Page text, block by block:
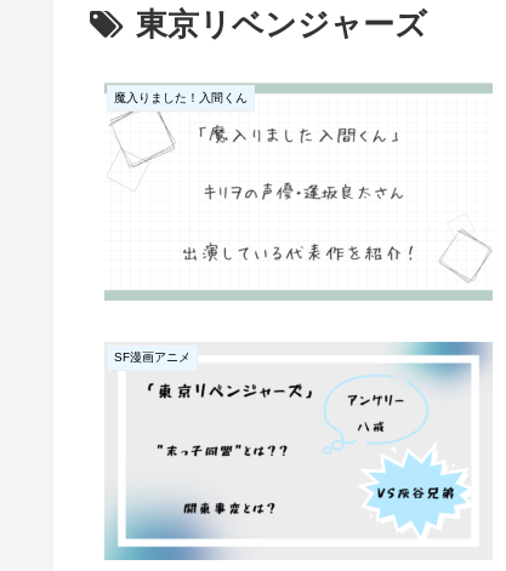
東京リベンジャーズ
魔入りました！入間くん
SF漫画アニメ